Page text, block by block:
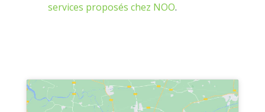
services proposés chez NOO.